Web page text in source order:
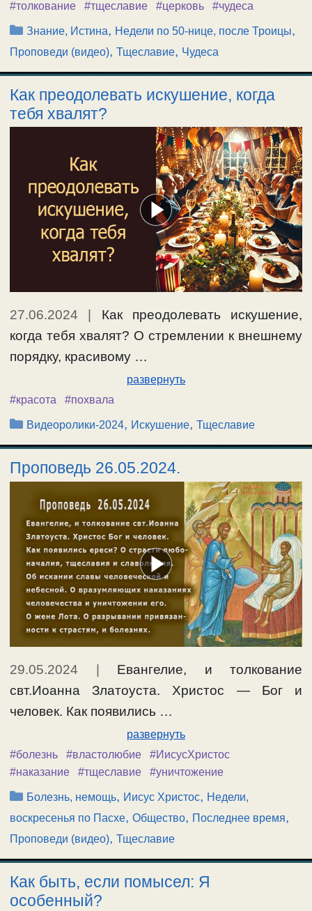
#толкование #тщеславие #церковь #чудеса
Рубрики
Знание, Истина, Недели по 50-нице, после Троицы,
Проповеди (видео), Тщеславие, Чудеса
Как преодолевать искушение, когда
тебя хвалят?
27.06.2024
Как преодолевать искушение,
когда тебя хвалят? О стремлении к внешнему
порядку, красивому …
развернуть
#красота
#похвала
Рубрики
Видеоролики-2024, Искушение,Тщеславие
Проповедь 26.05.2024.
29.05.2024
Евангелие, и толкование
свт.Иоанна Златоуста. Христос — Бог и
человек. Как появились …
развернуть
#болезнь
#властолюбие
#ИисусХристос
#наказание
#тщеславие #уничтожение
Рубрики
Болезнь, немощь, Иисус Христос, Недели,
воскресенья по Пасхе, Общество, Последнее время,
Проповеди (видео), Тщеславие
Как быть, если помысел: Я
особенный?